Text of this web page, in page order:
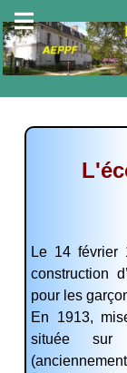
Le 14 février
construction
pour les
En 1913,
située